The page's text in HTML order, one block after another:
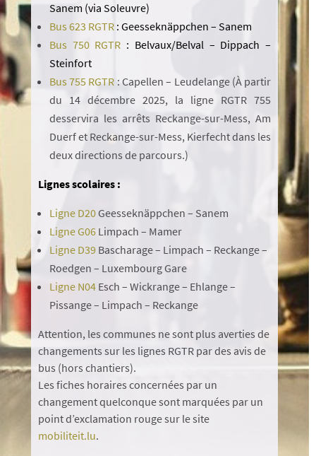
Sanem (via Soleuvre)
Bus 623 RGTR : Geesseknäppchen – Sanem
Bus 750 RGTR : Belvaux/Belval – Dippach –
Steinfort
Bus 755 RGTR : Capellen – Leudelange (À partir
du 14 décembre 2025, la ligne RGTR 755
desservira les arrêts Reckange-sur-Mess, Am
Duerf et Reckange-sur-Mess, Kierfecht dans les
deux directions de parcours.)
Lignes scolaires :
Ligne D20Geesseknäppchen – Sanem
Ligne G06Limpach – Mamer
Ligne D39Bascharage – Limpach – Reckange –
Roedgen – Luxembourg Gare
Ligne N04Esch – Wickrange – Ehlange –
Pissange – Limpach – Reckange
Attention, les communes ne sont plus averties de
changements sur les lignes RGTR par des avis de
bus (hors chantiers).
Les fiches horaires concernées par un
changement quelconque sont marquées par un
point d’exclamation rouge sur le site
mobiliteit.lu.